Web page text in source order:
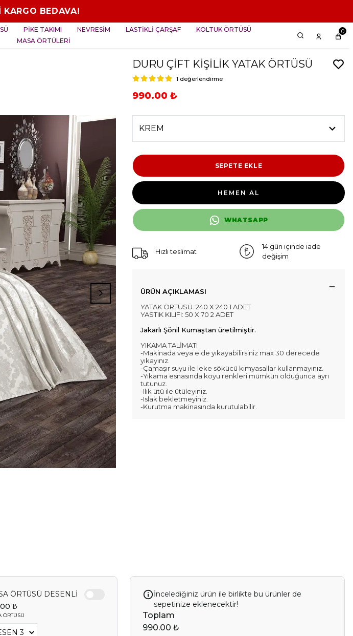
TAKIMI FIRSATI KAÇIRMA ! 💖
PİKE TAKIMI NEVRESİM LASTİKLİ ÇARŞAF
KOLTUK ÖRTÜSÜ
MASA ÖRTÜLERİ
0
DURU ÇİFT KİŞİLİK YATAK ÖRTÜSÜ
1 değerlendirme
990.00 ₺
SEPETE EKLE
HEMEN AL
WHATSAPP
Hızlı teslimat
14 gün içinde iade
değişim
ÜRÜN AÇIKLAMASI
YATAK ÖRTÜSÜ: 240 X 240 1 ADET
YASTIK KILIFI: 50 X 70 2 ADET
Jakarlı Şönil Kumaştan üretilmiştir.
YIKAMA TALİMATI
-Makinada veya elde yıkayabilirsiniz max 30 derecede
yıkayınız.
-Çamaşır suyu ile leke sökücü kimyasallar kullanmayınız.
-Yıkama esnasında koyu renkleri mümkün olduğunca ayrı
tutunuz.
-Ilık ütü ile ütüleyiniz.
-Islak bekletmeyiniz.
-Kurutma makinasında kurutulabilir.
ÖRTÜSÜ DESENLİ
₺
ÖRTÜSÜ
İncelediğiniz ürün ile birlikte bu ürünler de
sepetinize eklenecektir!
Toplam
990.00 ₺